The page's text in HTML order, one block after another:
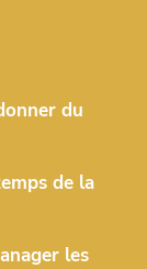
du
de la
les